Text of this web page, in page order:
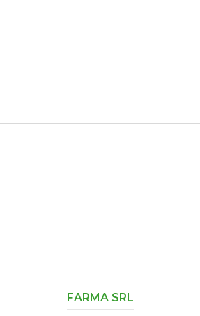
FARMA SRL